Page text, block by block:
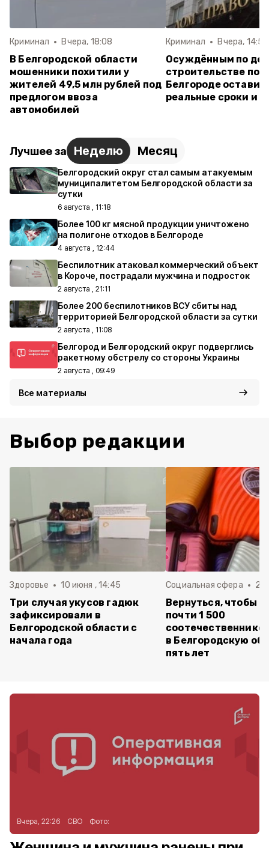
Криминал Вчера, 18:08
В Белгородской области
мошенники похитили у
жителей 49,5 млн рублей под
предлогом ввоза
автомобилей
Криминал Вчера, 14:59
Осуждённым по
строительстве
Белгороде
реальные сроки и
Лучшее за Неделю Месяц
Белгородский округ стал самым атакуемым
муниципалитетом Белгородской области за
сутки
6 августа , 11:18
Более 100 кг мясной продукции уничтожено
на полигоне отходов в Белгороде
4 августа , 12:44
Беспилотник атаковал коммерческий объект
в Короче, пострадали мужчина и подросток
2 августа , 21:11
Более 200 беспилотников ВСУ сбиты над
территорией Белгородской области за сутки
2 августа , 11:08
Белгород и Белгородский округ подверглись
ракетному обстрелу со стороны Украины
2 августа , 09:49
Все материалы
Выбор редакции
Здоровье 10 июня , 14:45
Три случая укусов гадюк
зафиксировали в
Белгородской области с
начала года
Социальная сфера 20
Вернуться, чтобы
почти 1 500
в Белгородскую
пять лет
Вчера, 22:26 СВО Фото: